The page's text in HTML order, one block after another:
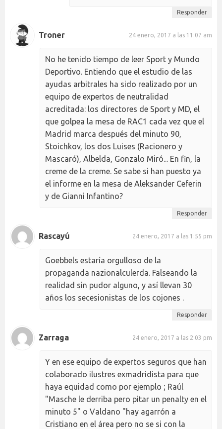
Responder
Troner 24 enero, 2017 a las 11:07 am
No he tenido tiempo de leer Sport y Mundo
Deportivo. Entiendo que el estudio de las
ayudas arbitrales ha sido realizado por un
equipo de expertos de neutralidad
acreditada: los directores de Sport y MD, el
que golpea la mesa de RAC1 cada vez que el
Madrid marca después del minuto 90,
Stoichkov, los dos Luises (Racionero y
Mascaró), Albelda, Gonzalo Miró... En fin, la
creme de la creme. Se sabe si han puesto ya
el informe en la mesa de Aleksander Ceferin
y de Gianni Infantino?
Responder
Rascayú 24 enero, 2017 a las 1:55 pm
Goebbels estaría orgulloso de la
propaganda nazionalculerda. Falseando la
realidad sin pudor alguno, y así llevan 30
años los secesionistas de los cojones .
Responder
Zarraga 24 enero, 2017 a las 2:03 pm
Y en ese equipo de expertos seguros que han
colaborado ilustres exmadridista para que
haya equidad como por ejemplo ; Raúl
"Masche le derriba pero pitar un penalty en el
minuto 5" o Valdano "hay agarrón a
Cristiano en el área pero no se si con la